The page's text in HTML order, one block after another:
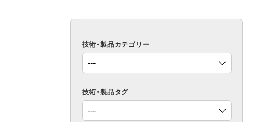
技術・製品カテゴリー
技術・製品タグ